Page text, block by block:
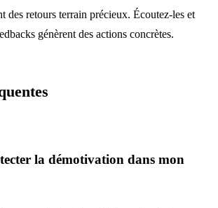
des retours terrain précieux. Écoutez-les et
génèrent des actions concrètes.
la démotivation dans mon